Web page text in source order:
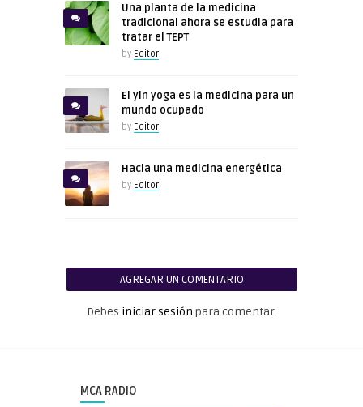
Una planta de la medicina
tradicional ahora se estudia para
tratar el TEPT
by Editor
El yin yoga es la medicina para un
mundo ocupado
by Editor
Hacia una medicina energética
by Editor
AGREGAR UN COMENTARIO
Debes iniciar sesión para comentar.
MCA RADIO